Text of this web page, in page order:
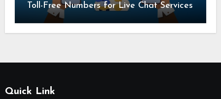
Toll-Free Numbers for Live Chat Services
Quick Link